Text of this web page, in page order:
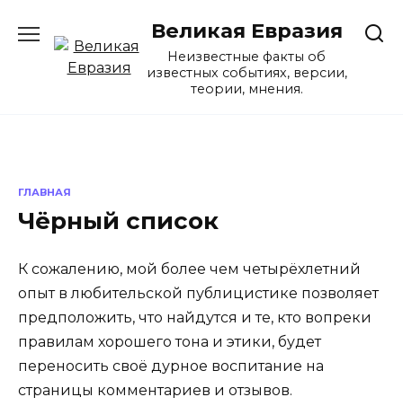
содержанию
Великая Евразия
Неизвестные факты об
известных событиях, версии,
теории, мнения.
ГЛАВНАЯ
Чёрный список
К сожалению, мой более чем четырёхлетний
опыт в любительской публицистике позволяет
предположить, что найдутся и те, кто вопреки
правилам хорошего тона и этики, будет
переносить своё дурное воспитание на
страницы комментариев и отзывов.